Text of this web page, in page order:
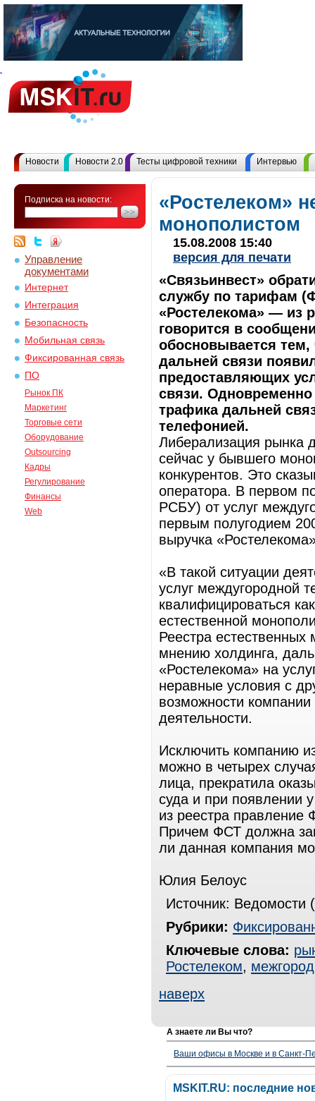
Новости Новости 2.0 Тесты цифровой техники Интервью
Подписка на новости:
Управление
документами
Интернет
Интеграция
Безопасность
Мобильная связь
Фиксированная связь
ПО
Рынок ПК
Маркетинг
Торговые сети
Оборудование
Outsourcing
Кадры
Регулирование
Финансы
Web
«Ростелеком»
монополистом
15.08.2008 15:40
версия для печати
«Связьинвест»
службу по тарифам
«Ростелекома» — из
говорится в
обосновывается тем,
дальней связи
предоставляющих
связи.
трафика дальней
телефонией.
Либерализация рынка
сейчас у бывшего
конкурентов. Это
оператора. В первом
РСБУ) от услуг
первым полугодием
выручка
«В такой ситуации
услуг междугородной
квалифицироваться
естественной
Реестра
мнению холдинга,
«Ростелекома» на
неравные условия с
возможности
деятельности.
Исключить компанию
можно в четырех
лица, прекратила
суда и при появлении
из реестра
Причем ФСТ должна
ли данная компания
Юлия Белоус
Источник: Ведомости (
Рубрики:
Ключевые слова:
Ростелеком, межгород
наверх
А знаете ли Вы что?
Ваши офисы в Москве и в Санкт-
MSKIT.RU: последние